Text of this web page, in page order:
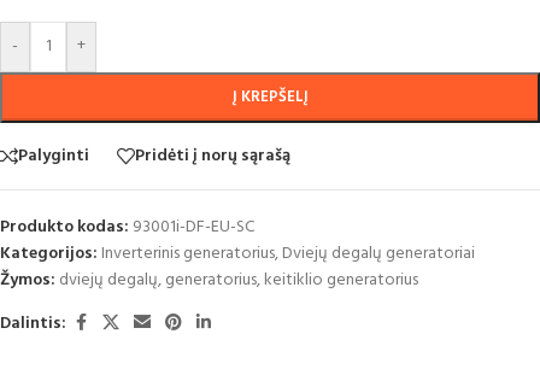
- +
Į KREPŠELĮ
Palyginti Pridėti į norų sąrašą
Produkto kodas: 93001i-DF-EU-SC
Kategorijos: Inverterinis generatorius,Dviejų degalų generatoriai
Žymos: dviejų degalų,generatorius,keitiklio generatorius
Dalintis: